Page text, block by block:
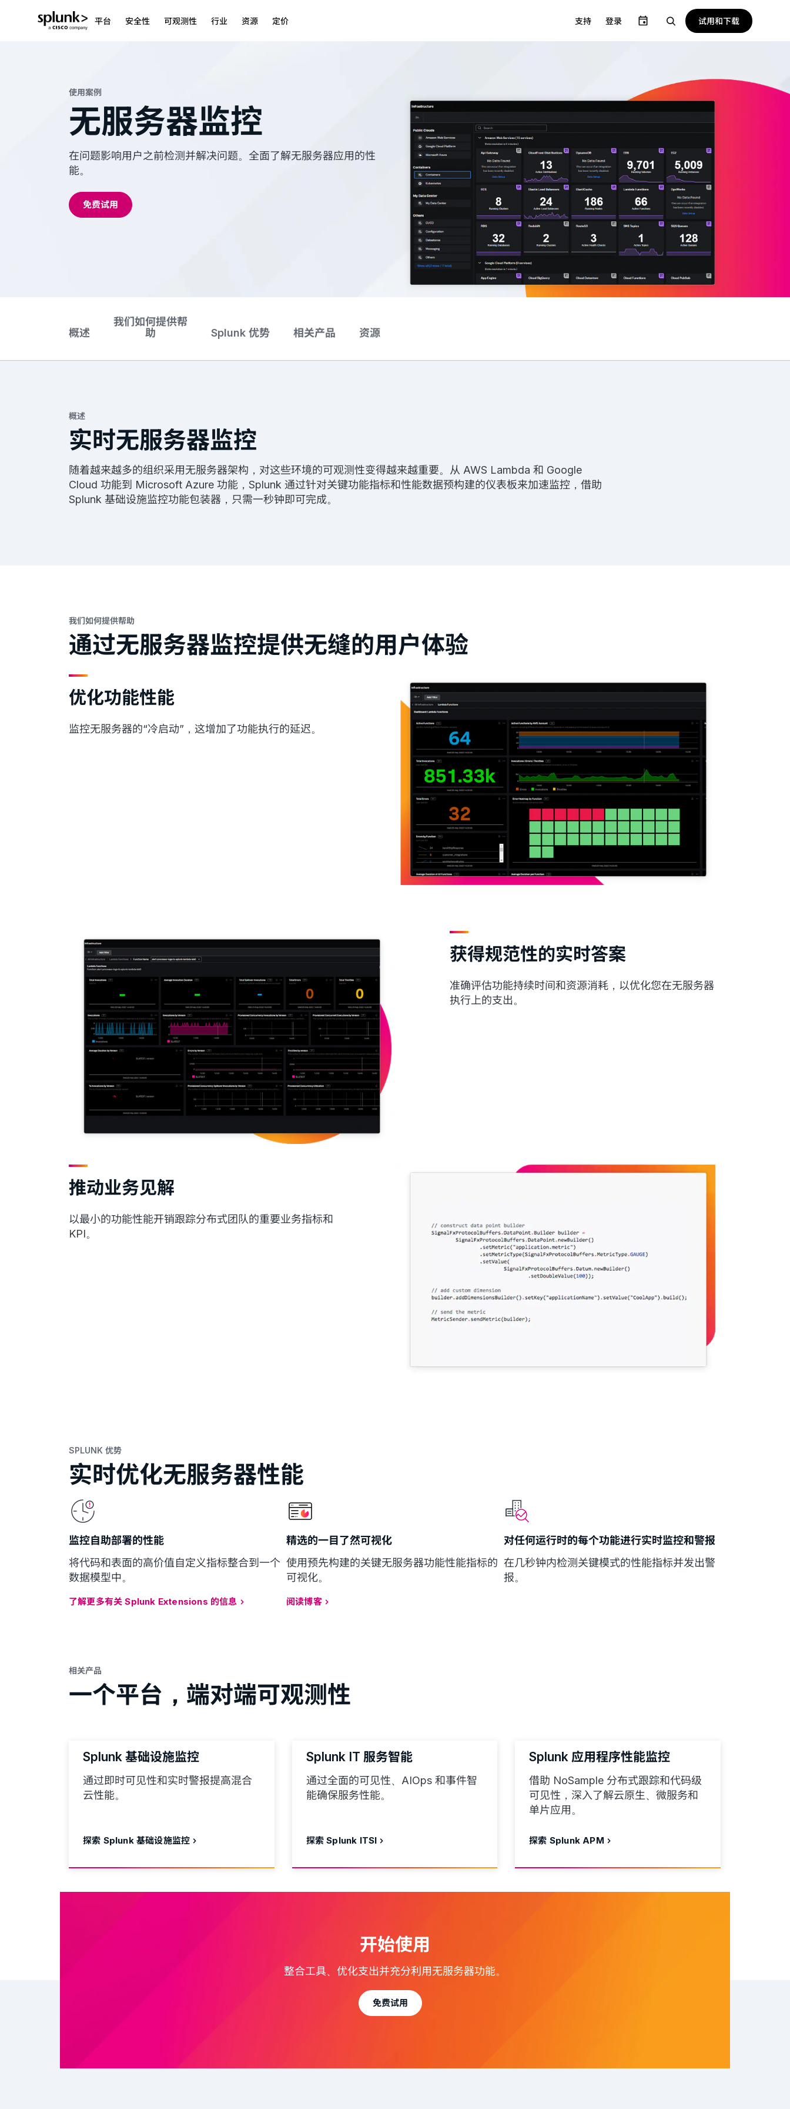
平台 安全性 可观测性 行业 资源 定价 支持 登录 试用和下载
使用案例
无服务器监控
在问题影响用户之前检测并解决问题。全面了解无服务器应用的性
能。
免费试用
概述
我们如何提供帮
助
Splunk 优势 相关产品 资源
概述
实时无服务器监控
随着越来越多的组织采用无服务器架构，对这些环境的可观测性变得越来越重要。从 AWS Lambda 和 Google
Cloud 功能到 Microsoft Azure 功能，Splunk 通过针对关键功能指标和性能数据预构建的仪表板来加速监控，借助
Splunk 基础设施监控功能包装器，只需一秒钟即可完成。
我们如何提供帮助
通过无服务器监控提供无缝的用户体验
优化功能性能
监控无服务器的“冷启动”，这增加了功能执行的延迟。
获得规范性的实时答案
准确评估功能持续时间和资源消耗，以优化您在无服务器
执行上的支出。
推动业务见解
以最小的功能性能开销跟踪分布式团队的重要业务指标和
KPI。
SPLUNK 优势
实时优化无服务器性能
监控自助部署的性能
将代码和表面的高价值自定义指标整合到一个
数据模型中。
了解更多有关 Splunk Extensions 的信息
精选的一目了然可视化
使用预先构建的关键无服务器功能性能指标的
可视化。
阅读博客
对任何运行时的每个功能进行实时监控和警报
在几秒钟内检测关键模式的性能指标并发出警
报。
相关产品
一个平台，端对端可观测性
Splunk 基础设施监控
通过即时可见性和实时警报提高混合
云性能。
探索 Splunk 基础设施监控
Splunk IT 服务智能
通过全面的可见性、AIOps 和事件智
能确保服务性能。
探索 Splunk ITSI
Splunk 应用程序性能监控
借助 NoSample 分布式跟踪和代码级
可见性，深入了解云原生、微服务和
单片应用。
探索 Splunk APM
开始使用
整合工具、优化支出并充分利用无服务器功能。
免费试用